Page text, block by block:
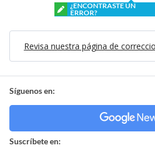
¿ENCONTRASTE UN
ERROR?
Revisa nuestra página de
Síguenos en:
Suscríbete en: